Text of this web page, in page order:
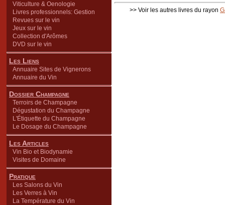
Viticulture & Oenologie
Livres professionnels: Gestion
Revues sur le vin
Jeux sur le vin
Collection d'Arômes
DVD sur le vin
Les Liens
Annuaire Sites de Vignerons
Annuaire du Vin
Dossier Champagne
Terroirs de Champagne
Dégustation du Champagne
L'Étiquette du Champagne
Le Dosage du Champagne
Les Articles
Vin Bio et Biodynamie
Visites de Domaine
Pratique
Les Salons du Vin
Les Verres à Vin
La Température du Vin
>> Voir les autres livres du rayon